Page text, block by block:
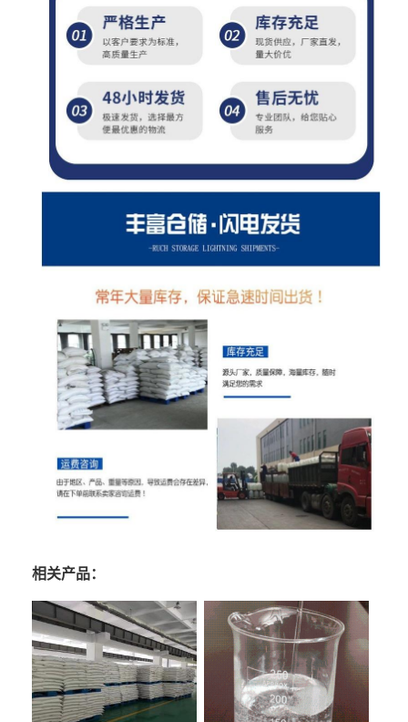
相关产品：